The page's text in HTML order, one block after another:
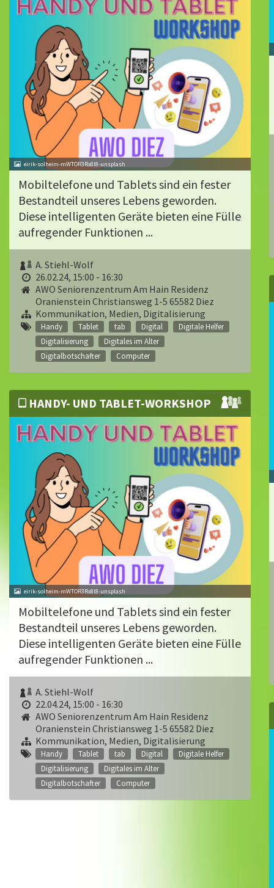
eirik-solheim-mWTOR3Rx8l8-unsplash
Mobiltelefone und Tablets sind ein fester
Bestandteil unseres Lebens geworden.
Diese intelligenten Geräte bieten eine Fülle
aufregender Funktionen ...
A. Stiehl-Wolf
26.02.24, 15:00 - 16:30
AWO Seniorenzentrum Am Hain Residenz
Oranienstein Christiansweg 1-5 65582 Diez
Kommunikation, Medien, Digitalisierung
Handy Tablet tab Digital
Digitale Helfer
Digitalisierung
Digitales im Alter
Digitalbotschafter
Computer
HANDY- UND TABLET-WORKSHOP
eirik-solheim-mWTOR3Rx8l8-unsplash
Mobiltelefone und Tablets sind ein fester
Bestandteil unseres Lebens geworden.
Diese intelligenten Geräte bieten eine Fülle
aufregender Funktionen ...
A. Stiehl-Wolf
22.04.24, 15:00 - 16:30
AWO Seniorenzentrum Am Hain Residenz
Oranienstein Christiansweg 1-5 65582 Diez
Kommunikation, Medien, Digitalisierung
Handy Tablet tab Digital
Digitale Helfer
Digitalisierung
Digitales im Alter
Digitalbotschafter
Computer